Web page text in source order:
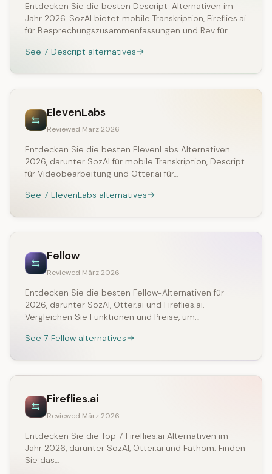
Entdecken Sie die besten Descript-Alternativen im
Jahr 2026. SozAI bietet mobile Transkription, Fireflies.ai
für Besprechungszusammenfassungen und Rev für…
See 7 Descript alternatives
ElevenLabs
Reviewed März 2026
Entdecken Sie die besten ElevenLabs Alternativen
2026, darunter SozAI für mobile Transkription, Descript
für Videobearbeitung und Otter.ai für…
See 7 ElevenLabs alternatives
Fellow
Reviewed März 2026
Entdecken Sie die besten Fellow-Alternativen für
2026, darunter SozAI, Otter.ai und Fireflies.ai.
Vergleichen Sie Funktionen und Preise, um…
See 7 Fellow alternatives
Fireflies.ai
Reviewed März 2026
Entdecken Sie die Top 7 Fireflies.ai Alternativen im
Jahr 2026, darunter SozAI, Otter.ai und Fathom. Finden
Sie das…